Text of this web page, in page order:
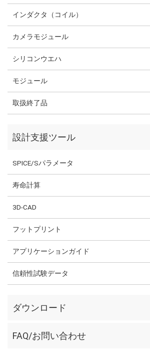
インダクタ（コイル）
カメラモジュール
シリコンウエハ
モジュール
取扱終了品
設計支援ツール
SPICE/Sパラメータ
寿命計算
3D-CAD
フットプリント
アプリケーションガイド
信頼性試験データ
ダウンロード
FAQ/お問い合わせ